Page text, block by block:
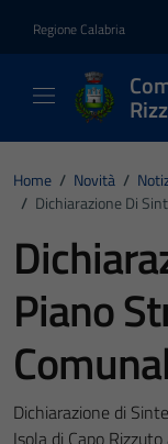
Regione Calabria
Home / Novità /
/ Dichiarazione Di
Piano
Dichiarazione di
Isola di Capo